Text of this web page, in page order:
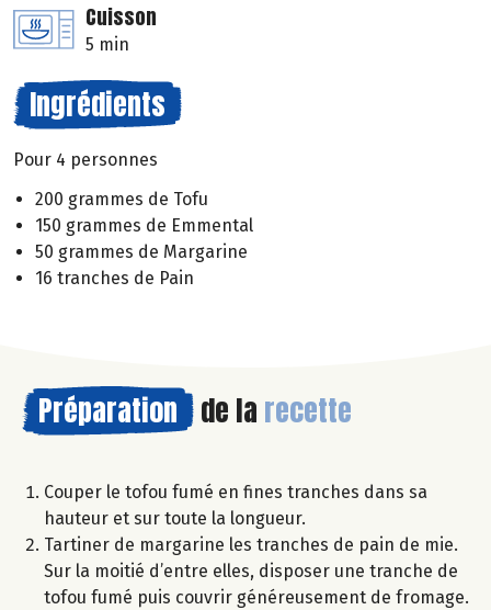
Cuisson
5 min
Ingrédients
Pour 4 personnes
200 grammes de Tofu
150 grammes de Emmental
50 grammes de Margarine
16 tranches de Pain
Préparation de la recette
Couper le tofou fumé en fines tranches dans sa
hauteur et sur toute la longueur.
Tartiner de margarine les tranches de pain de mie.
Sur la moitié d’entre elles, disposer une tranche de
tofou fumé puis couvrir généreusement de fromage.